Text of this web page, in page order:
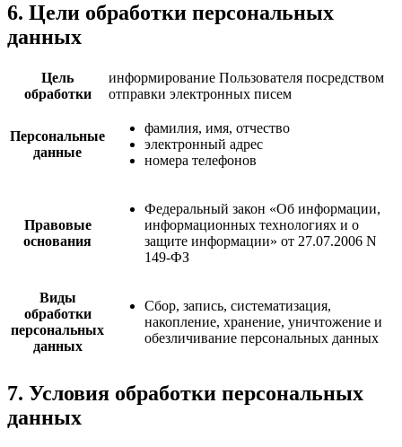
6. Цели обработки персональных
данных
Цель
обработки
информирование Пользователя посредством
отправки электронных писем
Персональные
данные
фамилия, имя, отчество
электронный адрес
номера телефонов
Правовые
основания
Федеральный закон «Об информации,
информационных технологиях и о
защите информации» от 27.07.2006 N
149-ФЗ
Виды
обработки
персональных
данных
Сбор, запись, систематизация,
накопление, хранение, уничтожение и
обезличивание персональных данных
7. Условия обработки персональных
данных